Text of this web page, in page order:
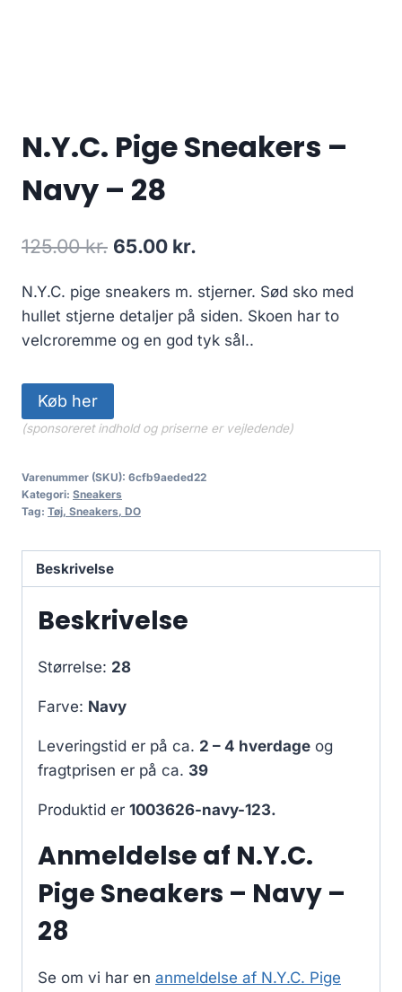
N.Y.C. Pige Sneakers –
Navy – 28
125.00kr. Original
was:
125.00 kr..
65.00 kr.
is:
65.00 kr..
N.Y.C. pige sneakers m. stjerner. Sød sko med
hullet stjerne detaljer på siden. Skoen har to
velcroremme og en god tyk sål..
Køb her
(sponsoreret indhold og priserne er vejledende)
Varenummer (SKU): 6cfb9aeded22
Kategori: Sneakers
Tag: Tøj, Sneakers, DO
Beskrivelse
Beskrivelse
Størrelse: 28
Farve: Navy
Leveringstid er på ca. 2 – 4 hverdage og
fragtprisen er på ca. 39
Produktid er 1003626-navy-123.
Anmeldelse af N.Y.C.
Pige Sneakers – Navy –
28
Se om vi har en anmeldelse af N.Y.C. Pige